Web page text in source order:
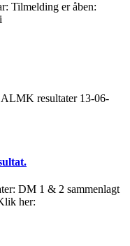
Tilmelding er åben:
resultater 13-06-
DM 1 & 2 sammenlagt
her: